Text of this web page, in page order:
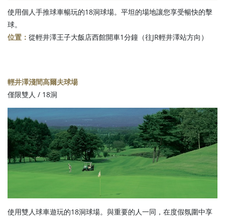
使用個人手推球車暢玩的18洞球場。平坦的場地讓您享受暢快的擊
球。
位置： 從輕井澤王子大飯店西館開車1分鐘（往JR輕井澤站方向）
輕井澤淺間高爾夫球場
僅限雙人 / 18洞
使用雙人球車遊玩的18洞球場。與重要的人一同，在度假氛圍中享